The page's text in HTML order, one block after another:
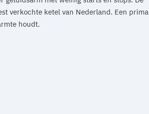
verkochte ketel van Nederland. Een prima
houdt.